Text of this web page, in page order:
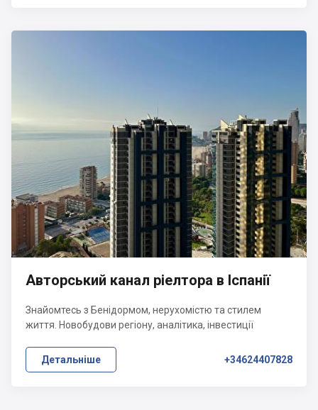
Авторський канал ріелтора в Іспанії
Знайомтесь з Бенідормом, нерухомістю та стилем
життя. Новобудови регіону, аналітика, інвестиції
Детальніше +34624407828